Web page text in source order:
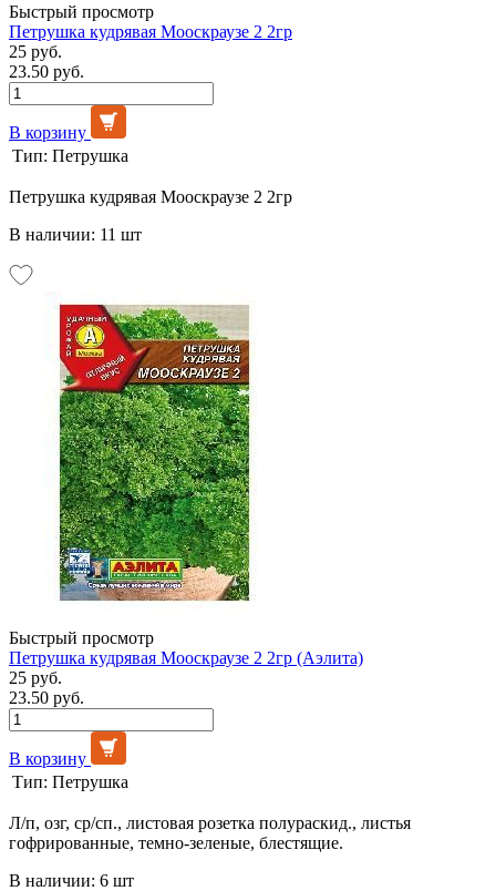
Быстрый просмотр
Петрушка кудрявая Мооскраузе 2 2гр
25 руб.
23.50 руб.
В корзину
Тип: Петрушка
Петрушка кудрявая Мооскраузе 2 2гр
В наличии: 11 шт
Быстрый просмотр
Петрушка кудрявая Мооскраузе 2 2гр (Аэлита)
25 руб.
23.50 руб.
В корзину
Тип: Петрушка
Л/п, озг, ср/сп., листовая розетка полураскид., листья
гофрированные, темно-зеленые, блестящие.
В наличии: 6 шт